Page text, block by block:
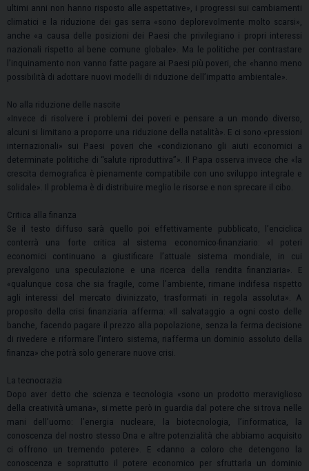
ultimi anni non hanno risposto alle aspettative», i progressi sui cambiamenti
climatici e la riduzione dei gas serra «sono deplorevolmente molto scarsi»,
anche «a causa delle posizioni dei Paesi che privilegiano i propri interessi
nazionali rispetto al bene comune globale». Ma le politiche per contrastare
l’inquinamento non vanno fatte pagare ai Paesi più poveri, che «hanno meno
possibilità di adottare nuovi modelli di riduzione dell’impatto ambientale».
No alla riduzione delle nascite
«Invece di risolvere i problemi dei poveri e pensare a un mondo diverso,
alcuni si limitano a proporre una riduzione della natalità». E ci sono «pressioni
internazionali» sui Paesi poveri che «condizionano gli aiuti economici a
determinate politiche di “salute riproduttiva”». Il Papa osserva invece che «la
crescita demografica è pienamente compatibile con uno sviluppo integrale e
solidale». Il problema è di distribuire meglio le risorse e non sprecare il cibo.
Critica alla finanza
Se il testo diffuso sarà quello poi effettivamente pubblicato, l’enciclica
conterrà una forte critica al sistema economico-finanziario: «I poteri
economici continuano a giustificare l’attuale sistema mondiale, in cui
prevalgono una speculazione e una ricerca della rendita finanziaria». E
«qualunque cosa che sia fragile, come l’ambiente, rimane indifesa rispetto
agli interessi del mercato divinizzato, trasformati in regola assoluta». A
proposito della crisi finanziaria afferma: «Il salvataggio a ogni costo delle
banche, facendo pagare il prezzo alla popolazione, senza la ferma decisione
di rivedere e riformare l’intero sistema, riafferma un dominio assoluto della
finanza» che potrà solo generare nuove crisi.
La tecnocrazia
Dopo aver detto che scienza e tecnologia «sono un prodotto meraviglioso
della creatività umana», si mette però in guardia dal potere che si trova nelle
mani dell’uomo: l’energia nucleare, la biotecnologia, l’informatica, la
conoscenza del nostro stesso Dna e altre potenzialità che abbiamo acquisito
ci offrono un tremendo potere». E «danno a coloro che detengono la
conoscenza e soprattutto il potere economico per sfruttarla un dominio